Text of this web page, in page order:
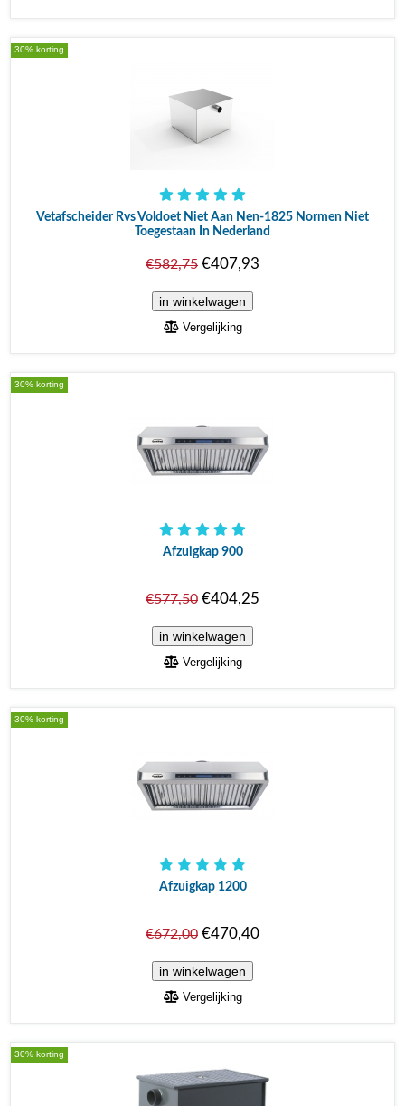
30% korting
Vetafscheider Rvs Voldoet Niet Aan Nen-1825 Normen Niet
Toegestaan In Nederland
€582,75 €407,93
Vergelijking
30% korting
Afzuigkap 900
€577,50 €404,25
Vergelijking
30% korting
Afzuigkap 1200
€672,00 €470,40
Vergelijking
30% korting